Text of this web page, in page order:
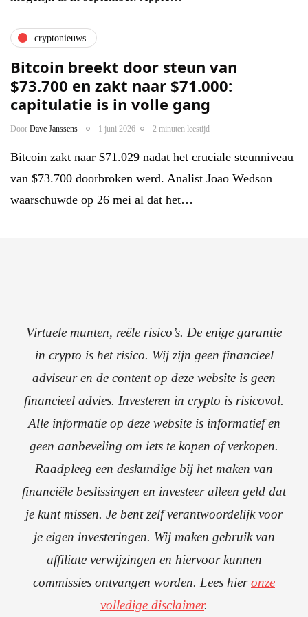
cryptonieuws
Bitcoin breekt door steun van
$73.700 en zakt naar $71.000:
capitulatie is in volle gang
Door Dave Janssens 1 juni 2026 2 minuten leestijd
Bitcoin zakt naar $71.029 nadat het cruciale steunniveau
van $73.700 doorbroken werd. Analist Joao Wedson
waarschuwde op 26 mei al dat het…
Virtuele munten, reële risico’s. De enige garantie
in crypto is het risico. Wij zijn geen financieel
adviseur en de content op deze website is geen
financieel advies. Investeren in crypto is risicovol.
Alle informatie op deze website is informatief en
geen aanbeveling om iets te kopen of verkopen.
Raadpleeg een deskundige bij het maken van
financiële beslissingen en investeer alleen geld dat
je kunt missen. Je bent zelf verantwoordelijk voor
je eigen investeringen. Wij maken gebruik van
affiliate verwijzingen en hiervoor kunnen
commissies ontvangen worden. Lees hieronze
volledige disclaimer.